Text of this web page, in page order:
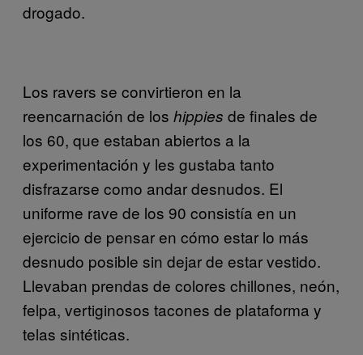
drogado.
Los ravers se convirtieron en la
reencarnación de los hippies de finales de
los 60, que estaban abiertos a la
experimentación y les gustaba tanto
disfrazarse como andar desnudos. El
uniforme rave de los 90 consistía en un
ejercicio de pensar en cómo estar lo más
desnudo posible sin dejar de estar vestido.
Llevaban prendas de colores chillones, neón,
felpa, vertiginosos tacones de plataforma y
telas sintéticas.